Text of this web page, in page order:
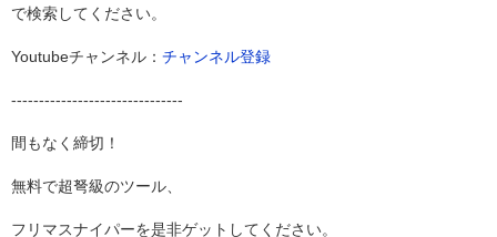
で検索してください。
Youtubeチャンネル： チャンネル登録
-------------------------------
間もなく締切！
無料で超弩級のツール、
フリマスナイパーを是非ゲットしてください。